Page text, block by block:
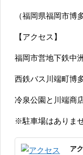
（福岡県福岡市博
【アクセス】
福岡市営地下鉄中
西鉄バス川端町博
冷泉公園と川端商
※駐車場はありませ
ア